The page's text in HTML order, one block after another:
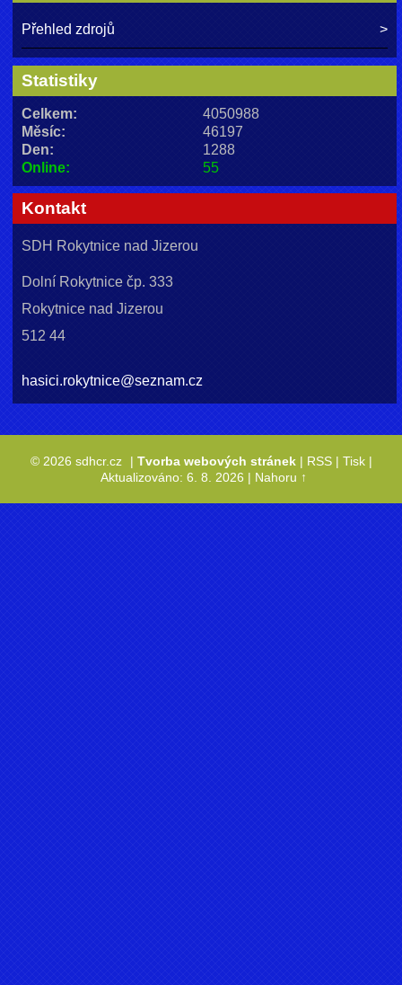
Přehled zdrojů
Statistiky
Online: 55
Celkem:
4050988
Měsíc:
46197
Den:
1288
Kontakt
SDH Rokytnice nad Jizerou
Dolní Rokytnice čp. 333
Rokytnice nad Jizerou
512 44
hasici.rokytnice@seznam.cz
© 2026 sdhcr.cz | Tvorba webových stránek| RSS| Tisk|
Aktualizováno: 6. 8. 2026 | Nahoru ↑